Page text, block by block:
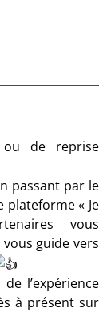
de reprise
passant par le
« Je
vous
guide vers
l’expérience
à présent sur